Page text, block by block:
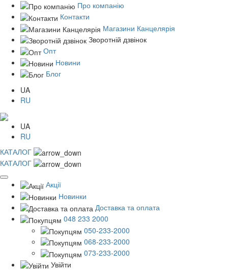
Про компанію
Контакти
Магазини Канцелярія
Зворотній дзвінок
Опт
Новини
Блог
UA
RU
UA
RU
КАТАЛОГ
КАТАЛОГ
Акції
Новинки
Доставка та оплата
048 233 2000
050-233-2000
068-233-2000
073-233-2000
Увійти